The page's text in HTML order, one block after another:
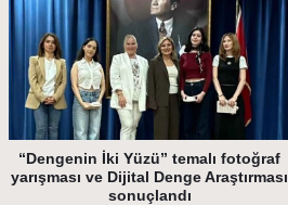
“Dengenin İki Yüzü” temalı fotoğraf
yarışması ve Dijital Denge Araştırması
sonuçlandı